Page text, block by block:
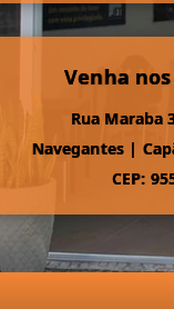
Venha
Rua Maraba
Navegantes |
CEP: